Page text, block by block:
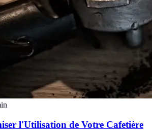
l'Utilisation de Votre Cafetière